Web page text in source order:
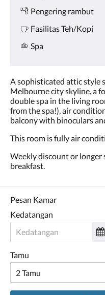
Pengering rambut
Fasilitas Teh/Kopi
Spa
A sophisticated attic style
Melbourne city skyline, a
double spa in the living
from the spa!), air
balcony with binoculars
This room is fully air
Weekly discount or longer
breakfast.
Pesan Kamar
Kedatangan
Tamu